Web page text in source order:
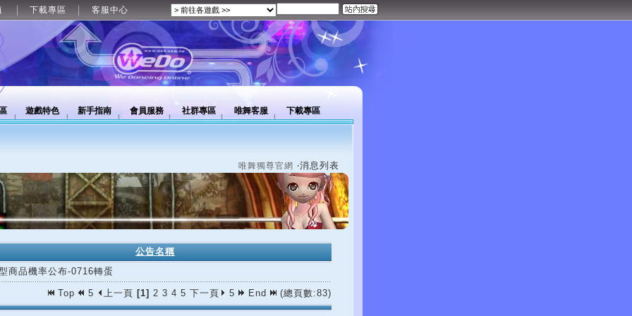
下載專區 客服中心
遊戲特色 新手指南 會員服務 社群專區 唯舞客服 下載專區
唯舞獨尊官網 ‧消息列表
公告名稱
商品機率公布-0716轉蛋
Top 5 上一頁 [1] 2 3 4 5 下一頁 5 End (總頁數:83)